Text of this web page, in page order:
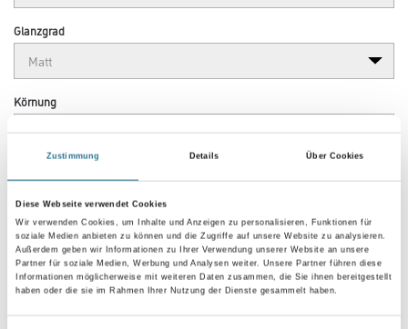
Zustimmung Details Über Cookies
Diese Webseite verwendet Cookies
Wir verwenden Cookies, um Inhalte und Anzeigen zu personalisieren, Funktionen für
soziale Medien anbieten zu können und die Zugriffe auf unsere Website zu analysieren.
Außerdem geben wir Informationen zu Ihrer Verwendung unserer Website an unsere
Partner für soziale Medien, Werbung und Analysen weiter. Unsere Partner führen diese
Informationen möglicherweise mit weiteren Daten zusammen, die Sie ihnen bereitgestellt
haben oder die sie im Rahmen Ihrer Nutzung der Dienste gesammelt haben.
Glanzgrad
Körnung
Umrechnungsfaktoren